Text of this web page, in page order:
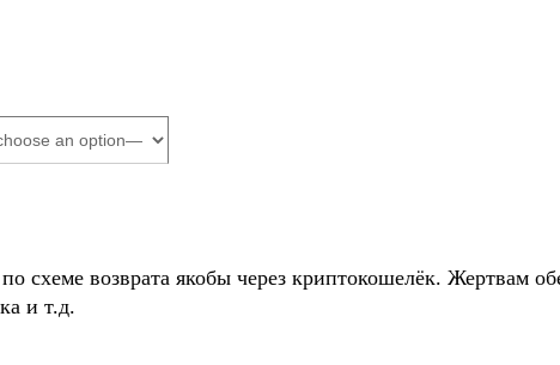
схеме возврата якобы через криптокошелёк.
и т.д.